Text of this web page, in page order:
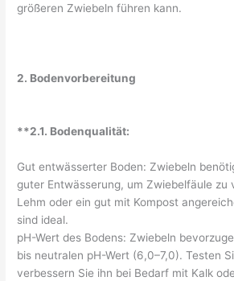
größeren Zwiebeln führen kann.
2. Bodenvorbereitung
**2.1. Bodenqualität:
Gut entwässerter Boden: Zwiebeln
guter Entwässerung, um Zwiebelfäule zu
Lehm oder ein gut mit Kompost
sind ideal.
pH-Wert des Bodens: Zwiebeln
bis neutralen pH-Wert (6,0–7,0). Testen
verbessern Sie ihn bei Bedarf mit Kalk